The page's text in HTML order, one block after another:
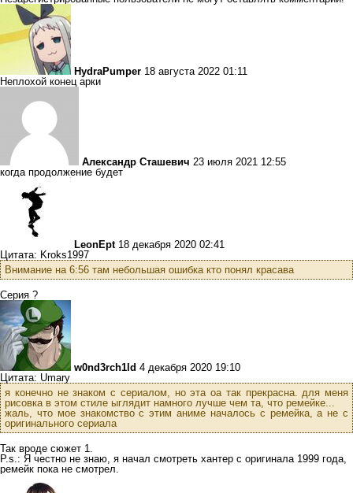
HydraPumper 18 августа 2022 01:11
Неплохой конец арки
Александр Сташевич 23 июля 2021 12:55
когда продолжение будет
LeonEpt 18 декабря 2020 02:41
Цитата: Kroks1997
Внимание на 6:56 там небольшая ошибка кто понял красава
Серия ?
w0nd3rch1ld 4 декабря 2020 19:10
Цитата: Umary
я конечно не знаком с сериалом, но эта оа так прекрасна. для меня
рисовка в этом стиле ыглядит намного лучше чем та, что ремейке...
жаль, что мое знакомство с этим аниме началось с ремейка, а не с
оригинального сериала
Так вроде сюжет 1.
P.s.: Я честно не знаю, я начал смотреть хантер с оригинала 1999 года,
ремейк пока не смотрел.